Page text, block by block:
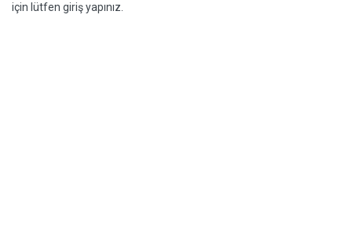
için lütfen giriş yapınız.